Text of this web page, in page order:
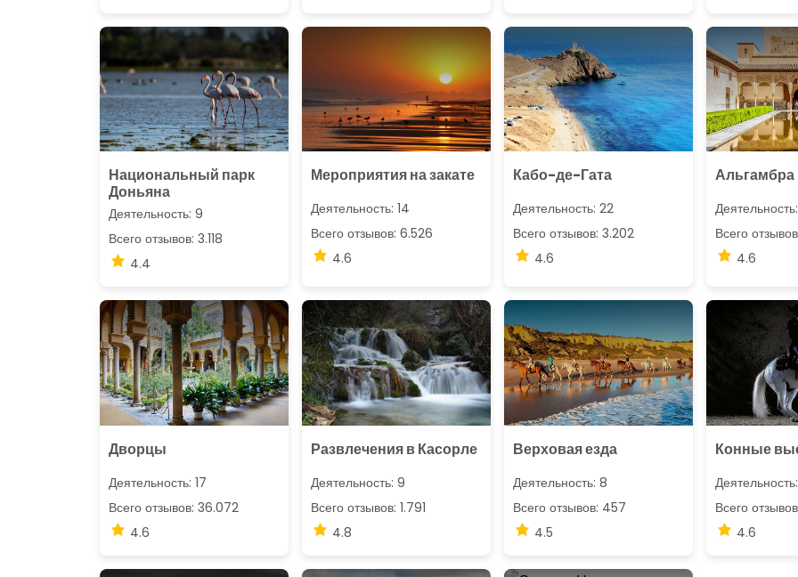
Национальный парк
Доньяна
Деятельность: 9
Всего отзывов: 3.118
4.4
Мероприятия на закате
Деятельность: 14
Всего отзывов: 6.526
4.6
Кабо-де-Гата
Деятельность: 22
Всего отзывов: 3.202
4.6
Альгамбра
Всего
4.6
Дворцы
Деятельность: 17
Всего отзывов: 36.072
4.6
Развлечения в Касорле
Деятельность: 9
Всего отзывов: 1.791
4.8
Верховая езда
Деятельность: 8
Всего отзывов: 457
4.5
Конные
Всего
4.6